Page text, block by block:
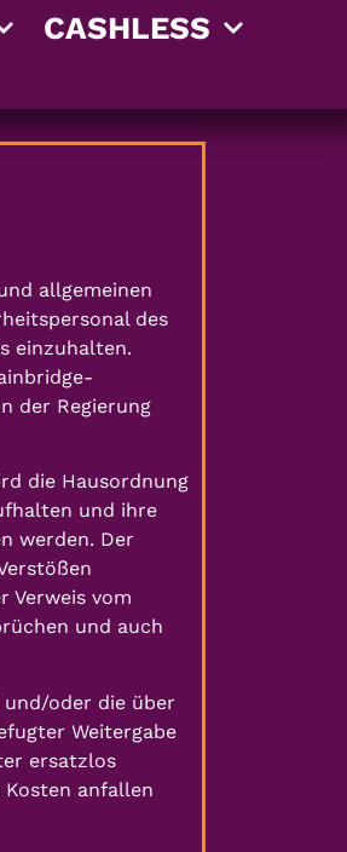
CASHLESS
allgemeinen
des
einzuhalten.
der Regierung
die Hausordnung
und ihre
werden. Der
Verweis vom
und auch
oder die über
Weitergabe
ersatzlos
anfallen